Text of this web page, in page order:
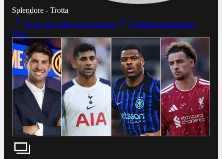
Splendore - Trotta
Juve, ore calde per il mercato
Spalletti bacchetta la
Juve